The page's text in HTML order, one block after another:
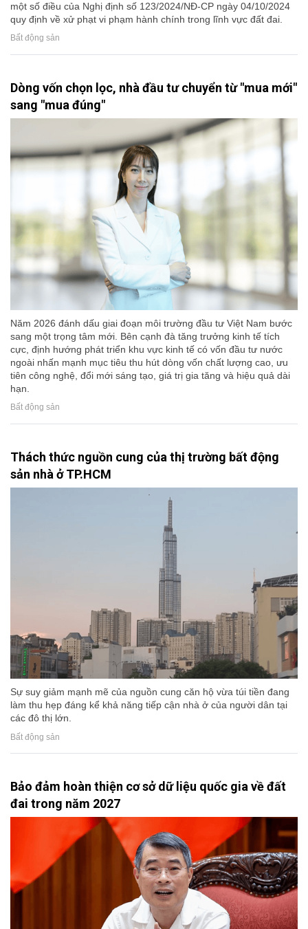
một số điều của Nghị định số 123/2024/NĐ-CP ngày 04/10/2024
quy định về xử phạt vi phạm hành chính trong lĩnh vực đất đai.
Bất động sản
Dòng vốn chọn lọc, nhà đầu tư chuyển từ "mua mới"
sang "mua đúng"
Năm 2026 đánh dấu giai đoạn môi trường đầu tư Việt Nam bước
sang một trọng tâm mới. Bên cạnh đà tăng trưởng kinh tế tích
cực, định hướng phát triển khu vực kinh tế có vốn đầu tư nước
ngoài nhấn mạnh mục tiêu thu hút dòng vốn chất lượng cao, ưu
tiên công nghệ, đổi mới sáng tạo, giá trị gia tăng và hiệu quả dài
hạn.
Bất động sản
Thách thức nguồn cung của thị trường bất động
sản nhà ở TP.HCM
Sự suy giảm mạnh mẽ của nguồn cung căn hộ vừa túi tiền đang
làm thu hẹp đáng kể khả năng tiếp cận nhà ở của người dân tại
các đô thị lớn.
Bất động sản
Bảo đảm hoàn thiện cơ sở dữ liệu quốc gia về đất
đai trong năm 2027